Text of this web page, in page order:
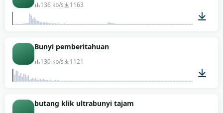
136 kb/s 1163
Bunyi pemberitahuan
130 kb/s 1121
butang klik ultrabunyi tajam